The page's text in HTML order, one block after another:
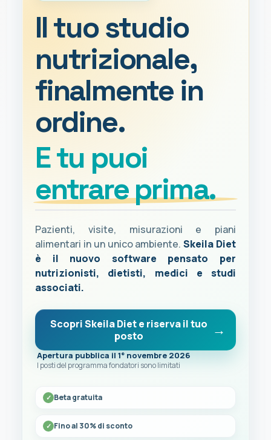
Il tuo studio
nutrizionale,
finalmente in
ordine.
E tu puoi
entrare prima.
Pazienti, visite, misurazioni e piani
alimentari in un unico ambiente.Skeila Diet
è il nuovo software pensato per
nutrizionisti, dietisti, medici e studi
associati.
Scopri Skeila Diet e riserva il tuo
posto
Apertura pubblica il 1° novembre 2026
I posti del programma fondatori sono limitati
Beta gratuita
Fino al 30% di sconto